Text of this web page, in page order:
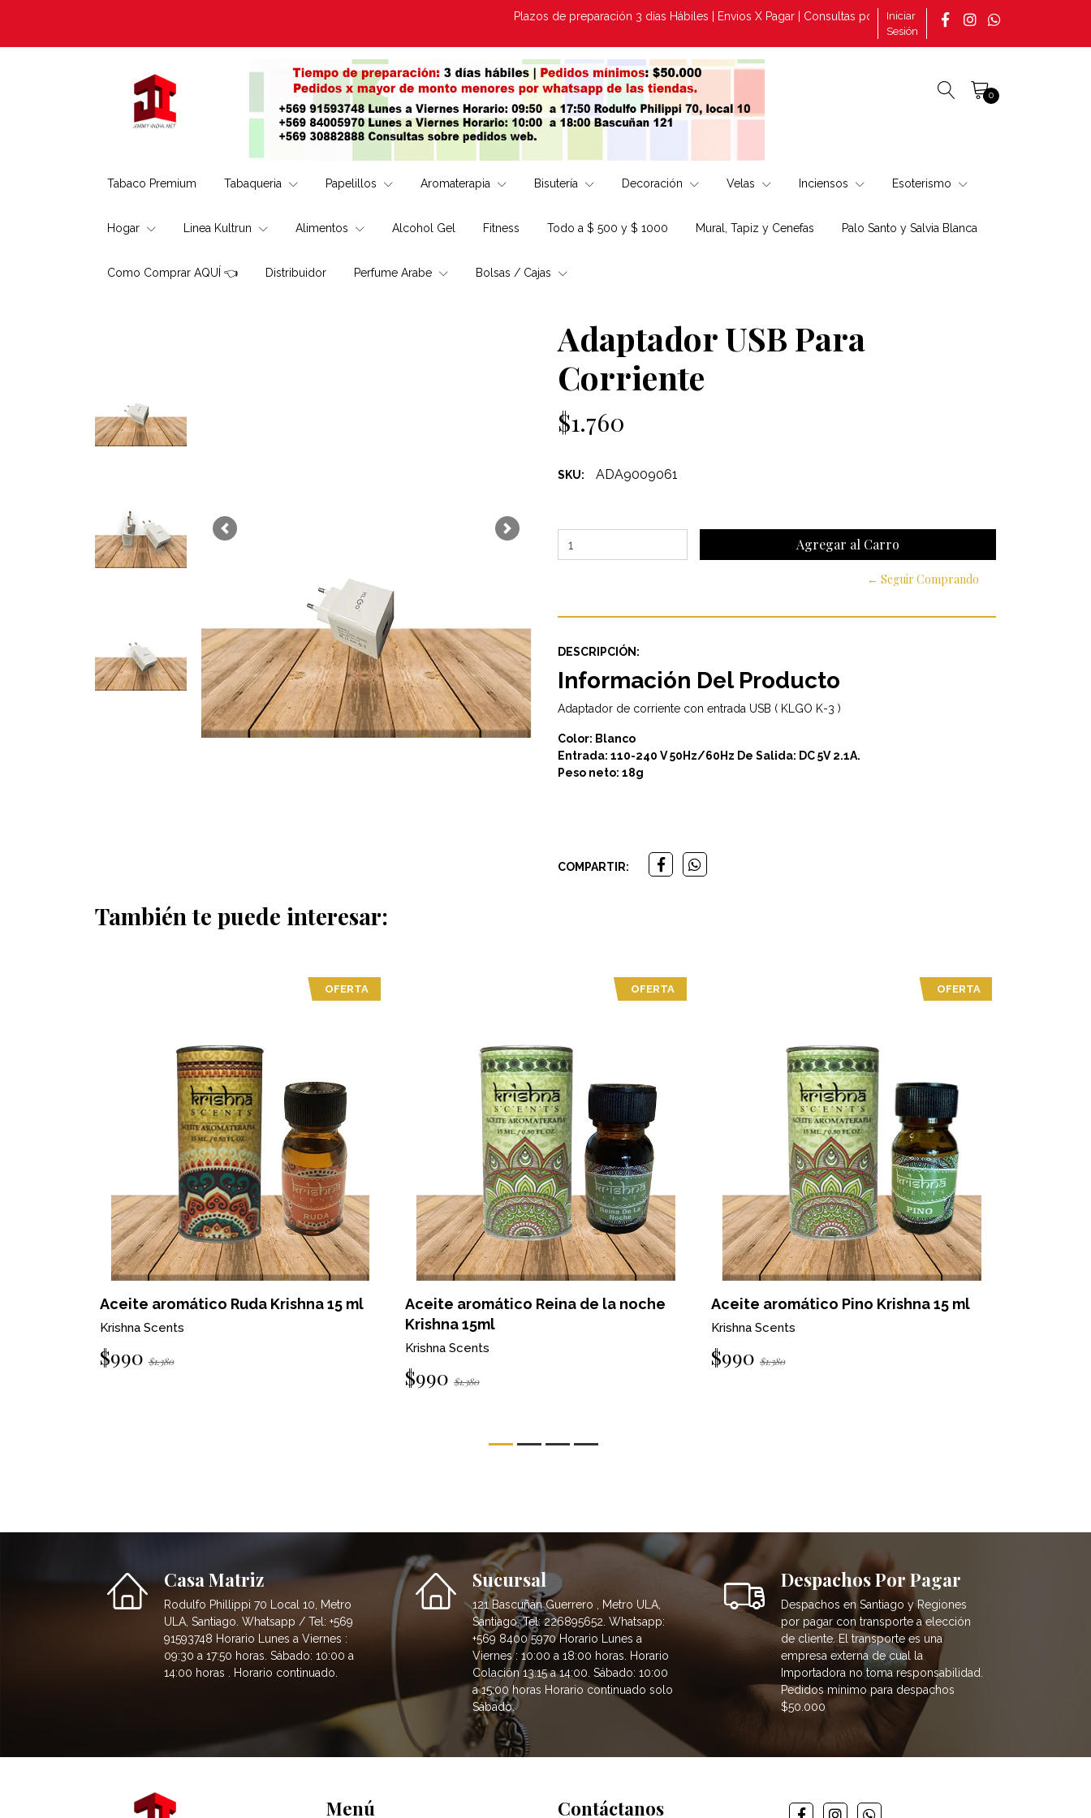
Plazos de preparación 3 días Hábiles | Envios X Pagar | Consultas por pedidos tomado en la página +569
Iniciar
Sesión
0
Tabaco Premium Tabaqueria Papelillos Aromaterapia Bisutería Decoración Velas Inciensos Esoterismo
Hogar Linea Kultrun Alimentos Alcohol Gel Fitness Todo a $ 500 y $ 1000 Mural, Tapiz y Cenefas Palo Santo y Salvia Blanca
Como Comprar AQUÍ 👈 Distribuidor Perfume Arabe Bolsas / Cajas
Previous Next
Adaptador USB Para
Corriente
$1.760
SKU: ADA9009061
← Seguir Comprando
DESCRIPCIÓN:
Información Del Producto
Adaptador de corriente con entrada USB ( KLGO K-3 )
Color: Blanco
Entrada: 110-240 V 50Hz/60Hz De Salida: DC 5V 2.1A.
Peso neto: 18g
COMPARTIR:
También te puede interesar:
OFERTA
Aceite aromático Ruda Krishna 15 ml
Krishna Scents
$990 $1.380
OFERTA
Aceite aromático Reina de la noche
Krishna 15ml
Krishna Scents
$990 $1.380
OFERTA
Aceite aromático Pino Krishna 15 ml
Krishna Scents
$990 $1.380
Casa Matriz
Rodulfo Phillippi 70 Local 10, Metro
ULA, Santiago. Whatsapp / Tel: +569
91593748 Horario Lunes a Viernes :
09:30 a 17:50 horas. Sábado: 10:00 a
14:00 horas . Horario continuado.
Sucursal
121 Bascuñán Guerrero , Metro ULA,
Santiago. Tel: 226895652. Whatsapp:
+569 8400 5970 Horario Lunes a
Viernes : 10:00 a 18:00 horas. Horario
Colación 13:15 a 14:00. Sábado: 10:00
a 15:00 horas Horario continuado solo
Sábado.
Despachos Por Pagar
Despachos en Santiago y Regiones
por pagar con transporte a elección
de cliente. El transporte es una
empresa externa de cual la
Importadora no toma responsabilidad.
Pedidos mínimo para despachos
$50.000
Menú Contáctanos